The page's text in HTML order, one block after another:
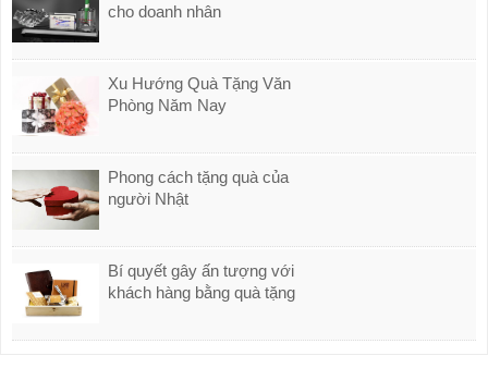
cho doanh nhân
Xu Hướng Quà Tặng Văn
Phòng Năm Nay
Phong cách tặng quà của
người Nhật
Bí quyết gây ấn tượng với
khách hàng bằng quà tặng